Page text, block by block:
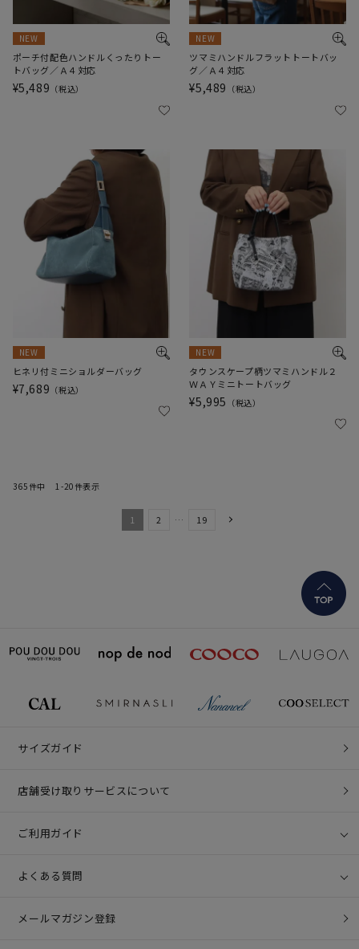
NEW
ポーチ付配色ハンドルくったりトー
トバッグ／Ａ４対応
¥5,489 税込
NEW
ツマミハンドルフラットトートバッ
グ／Ａ４対応
¥5,489 税込
NEW
ヒネリ付ミニショルダーバッグ
¥7,689 税込
NEW
タウンスケープ柄ツマミハンドル２
ＷＡＹミニトートバッグ
¥5,995 税込
365 件中 1 -20 件表示
1 2 … 19
サイズガイド
店舗受け取りサービスについて
ご利用ガイド
よくある質問
メールマガジン登録